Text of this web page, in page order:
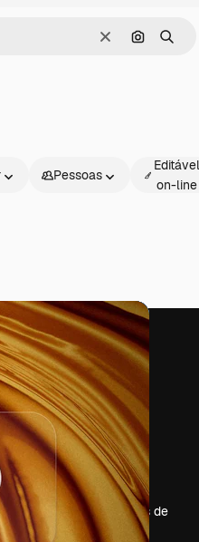
Limpar
Pessoas
Editável
on-line
Empresa
Preços
Sobre nós
Reviews
Emprego
Tendências de
pesquisa